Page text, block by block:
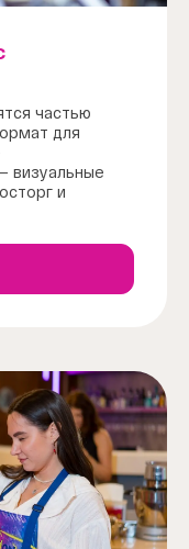
частью
для
визуальные
и